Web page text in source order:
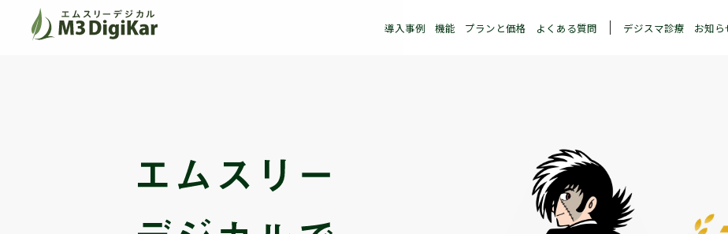
導入事例 機能 プランと価格 よくある質問 デジスマ診療 お知ら